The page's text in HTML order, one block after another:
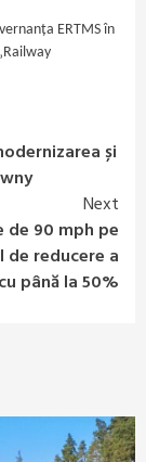
ERTMS în
și
Next
de 90 mph pe
de reducere a
până la 50%